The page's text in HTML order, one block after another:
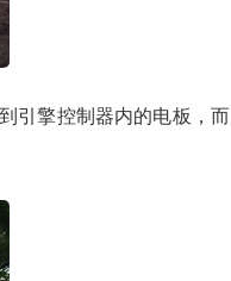
引擎控制器内的电板，而